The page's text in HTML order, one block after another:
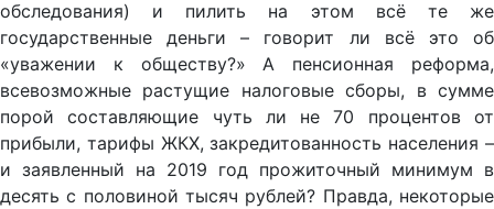
обследования) и пилить на этом всё те же
государственные деньги – говорит ли всё это об
«уважении к обществу?» А пенсионная реформа,
всевозможные растущие налоговые сборы, в сумме
порой составляющие чуть ли не 70 процентов от
прибыли, тарифы ЖКХ, закредитованность населения –
и заявленный на 2019 год прожиточный минимум в
десять с половиной тысяч рублей? Правда, некоторые